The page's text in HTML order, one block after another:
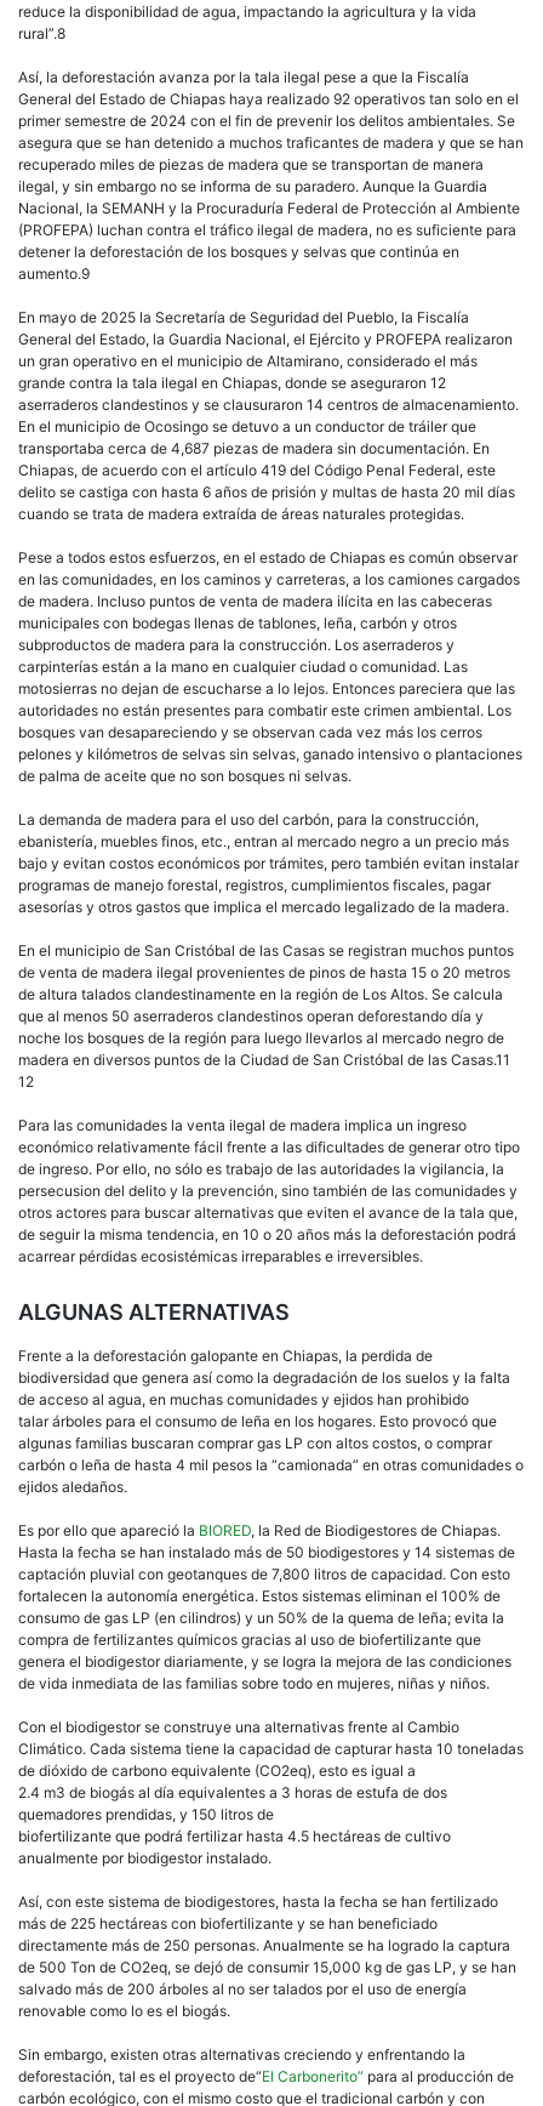
reduce la disponibilidad de agua, impactando la agricultura y la vida
rural”.8
Así, la deforestación avanza por la tala ilegal pese a que la Fiscalía
General del Estado de Chiapas haya realizado 92 operativos tan solo en el
primer semestre de 2024 con el fin de prevenir los delitos ambientales. Se
asegura que se han detenido a muchos traficantes de madera y que se han
recuperado miles de piezas de madera que se transportan de manera
ilegal, y sin embargo no se informa de su paradero. Aunque la Guardia
Nacional, la SEMANH y la Procuraduría Federal de Protección al Ambiente
(PROFEPA) luchan contra el tráfico ilegal de madera, no es suficiente para
detener la deforestación de los bosques y selvas que continúa en
aumento.9
En mayo de 2025 la Secretaría de Seguridad del Pueblo, la Fiscalía
General del Estado, la Guardia Nacional, el Ejército y PROFEPA realizaron
un gran operativo en el municipio de Altamirano, considerado el más
grande contra la tala ilegal en Chiapas, donde se aseguraron 12
aserraderos clandestinos y se clausuraron 14 centros de almacenamiento.
En el municipio de Ocosingo se detuvo a un conductor de tráiler que
transportaba cerca de 4,687 piezas de madera sin documentación. En
Chiapas, de acuerdo con el artículo 419 del Código Penal Federal, este
delito se castiga con hasta 6 años de prisión y multas de hasta 20 mil días
cuando se trata de madera extraída de áreas naturales protegidas.
Pese a todos estos esfuerzos, en el estado de Chiapas es común observar
en las comunidades, en los caminos y carreteras, a los camiones cargados
de madera. Incluso puntos de venta de madera ilícita en las cabeceras
municipales con bodegas llenas de tablones, leña, carbón y otros
subproductos de madera para la construcción. Los aserraderos y
carpinterías están a la mano en cualquier ciudad o comunidad. Las
motosierras no dejan de escucharse a lo lejos. Entonces pareciera que las
autoridades no están presentes para combatir este crimen ambiental. Los
bosques van desapareciendo y se observan cada vez más los cerros
pelones y kilómetros de selvas sin selvas, ganado intensivo o plantaciones
de palma de aceite que no son bosques ni selvas.
La demanda de madera para el uso del carbón, para la construcción,
ebanistería, muebles finos, etc., entran al mercado negro a un precio más
bajo y evitan costos económicos por trámites, pero también evitan instalar
programas de manejo forestal, registros, cumplimientos fiscales, pagar
asesorías y otros gastos que implica el mercado legalizado de la madera.
En el municipio de San Cristóbal de las Casas se registran muchos puntos
de venta de madera ilegal provenientes de pinos de hasta 15 o 20 metros
de altura talados clandestinamente en la región de Los Altos. Se calcula
que al menos 50 aserraderos clandestinos operan deforestando día y
noche los bosques de la región para luego llevarlos al mercado negro de
madera en diversos puntos de la Ciudad de San Cristóbal de las Casas.11
12
Para las comunidades la venta ilegal de madera implica un ingreso
económico relativamente fácil frente a las dificultades de generar otro tipo
de ingreso. Por ello, no sólo es trabajo de las autoridades la vigilancia, la
persecusion del delito y la prevención, sino también de las comunidades y
otros actores para buscar alternativas que eviten el avance de la tala que,
de seguir la misma tendencia, en 10 o 20 años más la deforestación podrá
acarrear pérdidas ecosistémicas irreparables e irreversibles.
ALGUNAS ALTERNATIVAS
Frente a la deforestación galopante en Chiapas, la perdida de
biodiversidad que genera así como la degradación de los suelos y la falta
de acceso al agua, en muchas comunidades y ejidos han prohibido
talar árboles para el consumo de leña en los hogares. Esto provocó que
algunas familias buscaran comprar gas LP con altos costos, o comprar
carbón o leña de hasta 4 mil pesos la “camionada” en otras comunidades o
ejidos aledaños.
Es por ello que apareció la BIORED, la Red de Biodigestores de Chiapas.
Hasta la fecha se han instalado más de 50 biodigestores y 14 sistemas de
captación pluvial con geotanques de 7,800 litros de capacidad. Con esto
fortalecen la autonomía energética. Estos sistemas eliminan el 100% de
consumo de gas LP (en cilindros) y un 50% de la quema de leña; evita la
compra de fertilizantes químicos gracias al uso de biofertilizante que
genera el biodigestor diariamente, y se logra la mejora de las condiciones
de vida inmediata de las familias sobre todo en mujeres, niñas y niños.
Con el biodigestor se construye una alternativas frente al Cambio
Climático. Cada sistema tiene la capacidad de capturar hasta 10 toneladas
de dióxido de carbono equivalente (CO2eq), esto es igual a
2.4 m3 de biogás al día equivalentes a 3 horas de estufa de dos
quemadores prendidas, y 150 litros de
biofertilizante que podrá fertilizar hasta 4.5 hectáreas de cultivo
anualmente por biodigestor instalado.
Así, con este sistema de biodigestores, hasta la fecha se han fertilizado
más de 225 hectáreas con biofertilizante y se han beneficiado
directamente más de 250 personas. Anualmente se ha logrado la captura
de 500 Ton de CO2eq, se dejó de consumir 15,000 kg de gas LP, y se han
salvado más de 200 árboles al no ser talados por el uso de energía
renovable como lo es el biogás.
Sin embargo, existen otras alternativas creciendo y enfrentando la
deforestación, tal es el proyecto de“El Carbonerito” para al producción de
carbón ecológico, con el mismo costo que el tradicional carbón y con